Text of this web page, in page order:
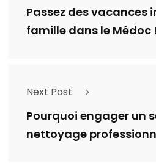
Passez des vacances
famille dans le Médoc !
Next Post
Pourquoi engager un
nettoyage